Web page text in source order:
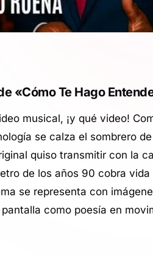
«Cómo Te Hago
musical, ¡y qué video!
se calza el sombrero
quiso transmitir con la
de los años 90 cobra
se representa con
como poesía en